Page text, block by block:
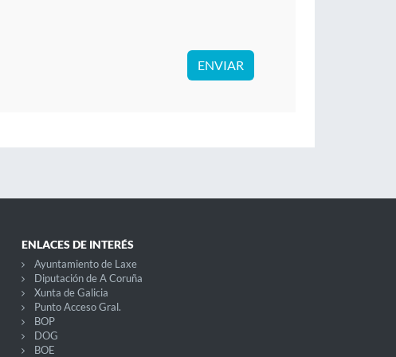
ENVIAR
ENLACES DE INTERÉS
Ayuntamiento de Laxe
Diputación de A Coruña
Xunta de Galicia
Punto Acceso Gral.
BOP
DOG
BOE